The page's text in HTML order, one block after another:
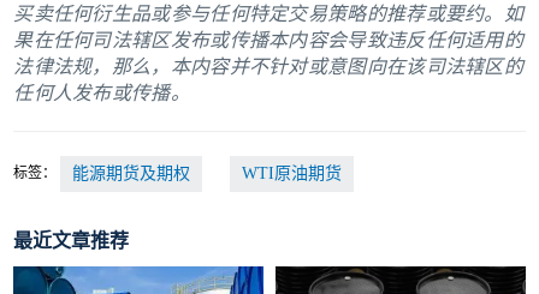
买卖任何衍生品或参与任何特定交易策略的推荐或要约。如
果在任何司法辖区发布或传播本内容会导致违反任何适用的
法律法规，那么，本内容并不针对或意图向在该司法辖区的
任何人发布或传播。
标签： 能源期货及期权 WTI原油期货
最近文章推荐